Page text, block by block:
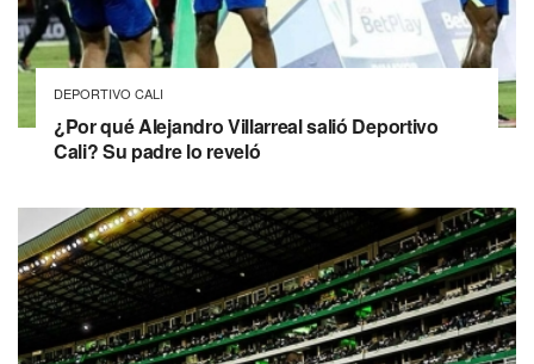
DEPORTIVO CALI
¿Por qué Alejandro Villarreal salió Deportivo
Cali? Su padre lo reveló